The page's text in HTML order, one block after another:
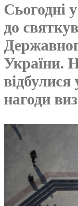
Сьогодні
до
України.
відбулися
нагоди